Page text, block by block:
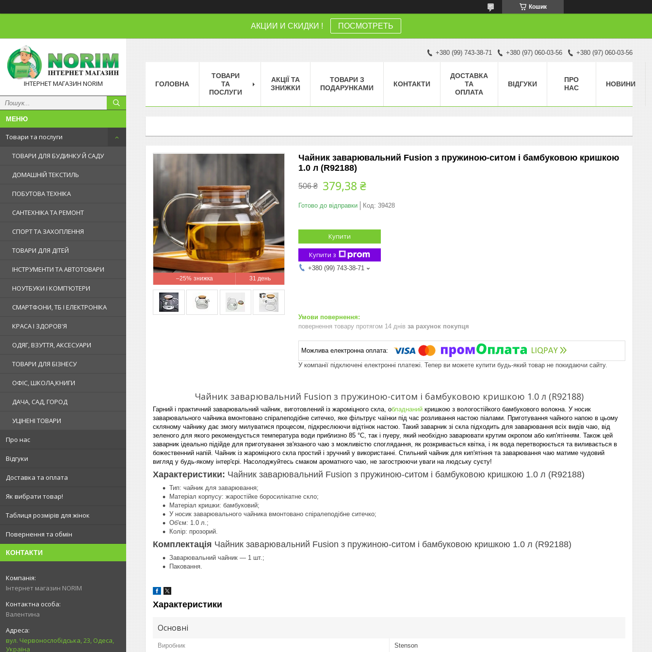
Кошик
АКЦИИ И СКИДКИ ! ПОСМОТРЕТЬ
ІНТЕРНЕТ МАГАЗИН NORIM
Товари та послуги
ТОВАРИ ДЛЯ БУДИНКУ Й САДУ
ДОМАШНІЙ ТЕКСТИЛЬ
ПОБУТОВА ТЕХНІКА
САНТЕХНІКА ТА РЕМОНТ
СПОРТ ТА ЗАХОПЛЕННЯ
ТОВАРИ ДЛЯ ДІТЕЙ
ІНСТРУМЕНТИ ТА АВТОТОВАРИ
НОУТБУКИ І КОМП'ЮТЕРИ
СМАРТФОНИ, ТБ І ЕЛЕКТРОНІКА
КРАСА І ЗДОРОВ'Я
ОДЯГ, ВЗУТТЯ, АКСЕСУАРИ
ТОВАРИ ДЛЯ БІЗНЕСУ
ОФІС, ШКОЛА,КНИГИ
ДАЧА, САД, ГОРОД
УЦІНЕНІ ТОВАРИ
Про нас
Відгуки
Доставка та оплата
Як вибрати товар!
Таблиця розмірів для жінок
Повернення та обмін
КОНТАКТИ
Інтернет магазин NORIM
Валентина
вул. Червонослобідська, 23, Одеса,
Україна
+380 (99) 743-38-71 +380 (97) 060-03-56 +380 (97) 060-03-56
ГОЛОВНА
ТОВАРИ
ТА
ПОСЛУГИ
АКЦІЇ ТА
ЗНИЖКИ
ТОВАРИ З
ПОДАРУНКАМИ
КОНТАКТИ
ДОСТАВКА
ТА
ОПЛАТА
ВІДГУКИ
ПРО
НАС
НОВИНИ
–25% 31 день
Чайник заварювальний Fusion з пружиною-ситом і бамбуковою кришкою
1.0 л (R92188)
506 ₴ 379,38 ₴
Готово до відправки Код: 39428
Купити
Купити з
+380 (99) 743-38-71
повернення товару протягом 14 днів за рахунок покупця
У компанії підключені електронні платежі. Тепер ви можете купити будь-який товар не покидаючи сайту.
Чайник заварювальний Fusion з пружиною-ситом і бамбуковою кришкою 1.0 л (R92188)
Гарний і практичний заварювальний чайник, виготовлений із жароміцного скла, обладнаний кришкою з вологостійкого бамбукового волокна. У носик
заварювального чайника вмонтовано спіралеподібне ситечко, яке фільтрує чаїнки під час розливання настою піалами. Приготування чайного напою в цьому
скляному чайнику дає змогу милуватися процесом, підкреслюючи відтінок настою. Такий заварник зі скла підходить для заварювання всіх видів чаю, від
зеленого для якого рекомендується температура води приблизно 85 °C, так і пуеру, який необхідно заварювати крутим окропом або кип'ятінням. Також цей
заварник ідеально підійде для приготування зв'язаного чаю з можливістю споглядання, як розкривається квітка, і як вода перетворюється та виливається в
божественний напій. Чайник із жароміцного скла простий і зручний у використанні. Стильний чайник для кип'ятіння та заварювання чаю матиме чудовий
вигляд у будь-якому інтер'єрі. Насолоджуйтесь смаком ароматного чаю, не загострюючи уваги на людську суєту!
Характеристики: Чайник заварювальний Fusion з пружиною-ситом і бамбуковою кришкою 1.0 л (R92188)
Тип: чайник для заварювання;
Матеріал корпусу: жаростійке боросилікатне скло;
Матеріал кришки: бамбуковий;
У носик заварювального чайника вмонтовано спіралеподібне ситечко;
Об'єм: 1.0 л.;
Колір: прозорий.
Комплектація Чайник заварювальний Fusion з пружиною-ситом і бамбуковою кришкою 1.0 л (R92188)
Заварювальний чайник — 1 шт.;
Паковання.
Характеристики
Основні
Виробник Stenson